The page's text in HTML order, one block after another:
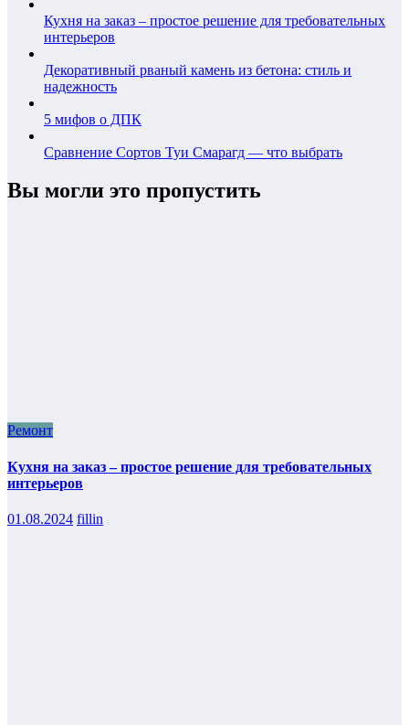
Кухня на заказ – простое решение для требовательных
интерьеров
Декоративный рваный камень из бетона: стиль и
надежность
5 мифов о ДПК
Сравнение Сортов Туи Смарагд — что выбрать
Вы могли это пропустить
Ремонт
Кухня на заказ – простое решение для требовательных
интерьеров
01.08.2024 fillin